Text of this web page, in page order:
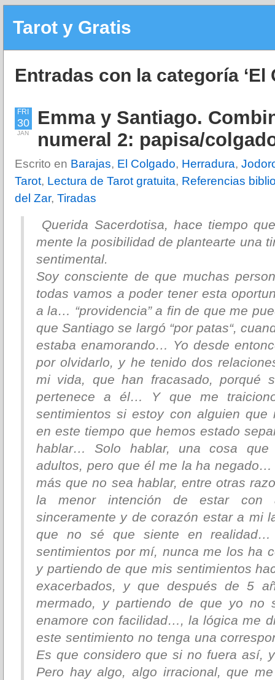
Tarot y Gratis
Entradas con la categoría ‘El
FRI
30
JAN
Emma y Santiago.
numeral 2: papisa/
Escrito en Barajas, El Colgado, Herradura,
Tarot, Lectura de Tarot gratuita, Referencias
del Zar, Tiradas
Querida Sacerdotisa, hace tiempo
mente la posibilidad de plantearte una
sentimental.
Soy consciente de que muchas
todas vamos a poder tener esta
a la… “providencia” a fin de que me
que Santiago se largó “por patas“,
estaba enamorando… Yo desde
por olvidarlo, y he tenido dos
mi vida, que han fracasado, porqué
pertenece a él… Y que me
sentimientos si estoy con alguien
en este tiempo que hemos estado
hablar… Solo hablar, una cosa que
adultos, pero que él me la ha
más que no sea hablar, entre otras
la menor intención de estar con
sinceramente y de corazón estar a mi
que no sé que siente en
sentimientos por mí, nunca me los ha
y partiendo de que mis sentimientos
exacerbados, y que después de 5
mermado, y partiendo de que yo no
enamore con facilidad…, la lógica me
este sentimiento no tenga una
Es que considero que si no fuera así,
Pero hay algo, algo irracional, que